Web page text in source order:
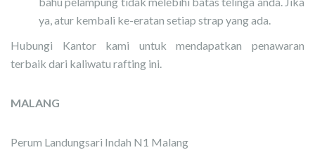
ya, atur kembali ke-eratan setiap strap yang ada.
Hubungi Kantor kami untuk mendapatkan penawaran
terbaik dari kaliwatu rafting ini.
MALANG
Perum Landungsari Indah N1 Malang